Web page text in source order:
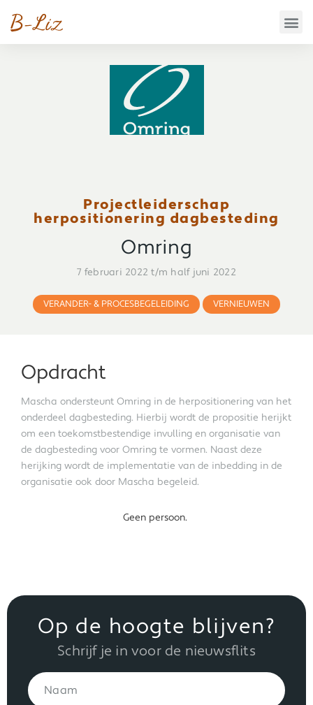
Projectleiderschap
herpositionering dagbesteding
Omring
7 februari 2022 t/m half juni 2022
VERANDER- & PROCESBEGELEIDING VERNIEUWEN
Opdracht
Mascha ondersteunt Omring in de herpositionering van het
onderdeel dagbesteding. Hierbij wordt de propositie herijkt
om een toekomstbestendige invulling en organisatie van
de dagbesteding voor Omring te vormen. Naast deze
herijking wordt de implementatie van de inbedding in de
organisatie ook door Mascha begeleid.
Geen persoon.
Op de hoogte blijven?
Schrijf je in voor de nieuwsflits